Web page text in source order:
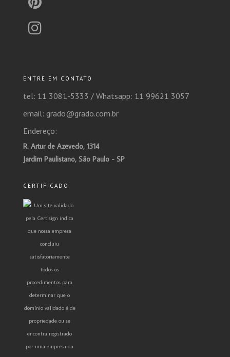
ENTRE EM CONTATO
tel: 11 3081-5333 / Whatsapp: 11 99621 3057
email: grado@grado.com.br
Endereço:
R. Artur de Azevedo, 1314
Jardim Paulistano, São Paulo - SP
CERTIFICADO